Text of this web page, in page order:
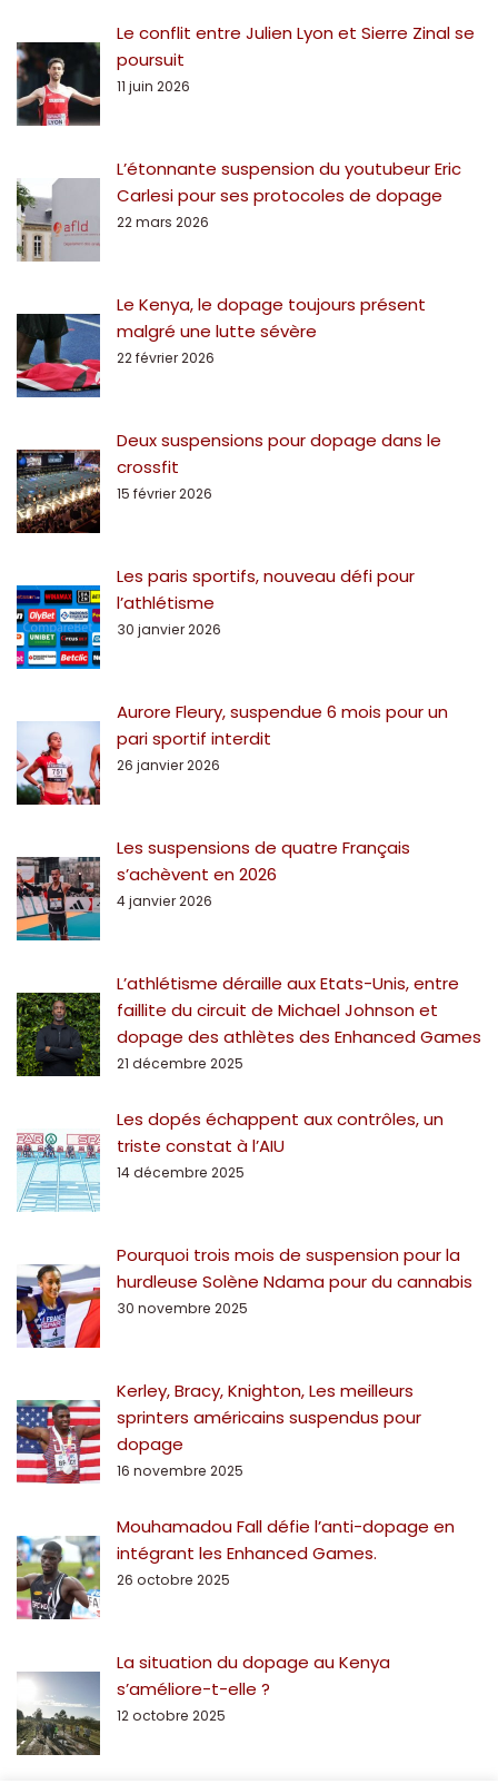
Le conflit entre Julien Lyon et Sierre Zinal se
poursuit
11 juin 2026
L’étonnante suspension du youtubeur Eric
Carlesi pour ses protocoles de dopage
22 mars 2026
Le Kenya, le dopage toujours présent
malgré une lutte sévère
22 février 2026
Deux suspensions pour dopage dans le
crossfit
15 février 2026
Les paris sportifs, nouveau défi pour
l’athlétisme
30 janvier 2026
Aurore Fleury, suspendue 6 mois pour un
pari sportif interdit
26 janvier 2026
Les suspensions de quatre Français
s’achèvent en 2026
4 janvier 2026
L’athlétisme déraille aux Etats-Unis, entre
faillite du circuit de Michael Johnson et
dopage des athlètes des Enhanced Games
21 décembre 2025
Les dopés échappent aux contrôles, un
triste constat à l’AIU
14 décembre 2025
Pourquoi trois mois de suspension pour la
hurdleuse Solène Ndama pour du cannabis
30 novembre 2025
Kerley, Bracy, Knighton, Les meilleurs
sprinters américains suspendus pour
dopage
16 novembre 2025
Mouhamadou Fall défie l’anti-dopage en
intégrant les Enhanced Games.
26 octobre 2025
La situation du dopage au Kenya
s’améliore-t-elle ?
12 octobre 2025